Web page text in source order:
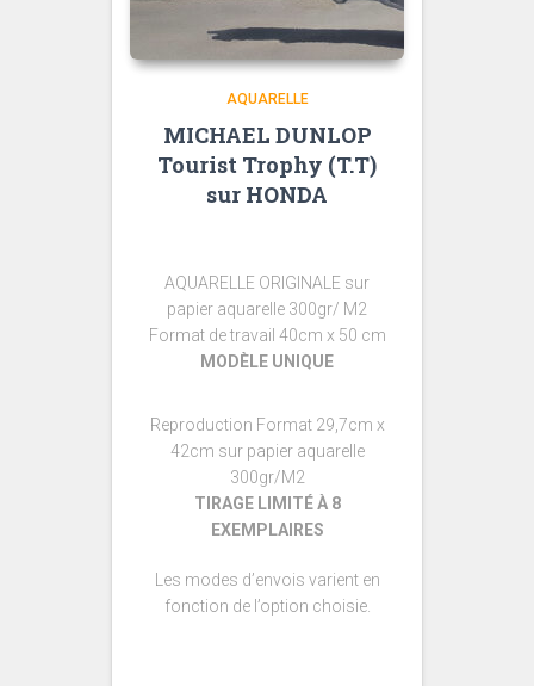
AQUARELLE
MICHAEL DUNLOP
Tourist Trophy (T.T)
sur HONDA
AQUARELLE ORIGINALE sur
papier aquarelle 300gr/ M2
Format de travail 40cm x 50 cm
MODÈLE UNIQUE
Reproduction Format 29,7cm x
42cm sur papier aquarelle
300gr/M2
TIRAGE LIMITÉ À 8
EXEMPLAIRES
Les modes d’envois varient en
fonction de l’option choisie.